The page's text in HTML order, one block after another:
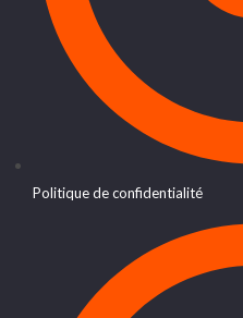
Politique de confidentialité